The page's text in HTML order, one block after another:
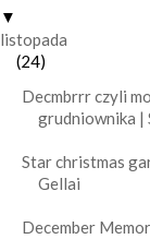
▼
listopada
(24)
Decmbrrr czyli
grudniownika |
Star christmas
Gellai
December